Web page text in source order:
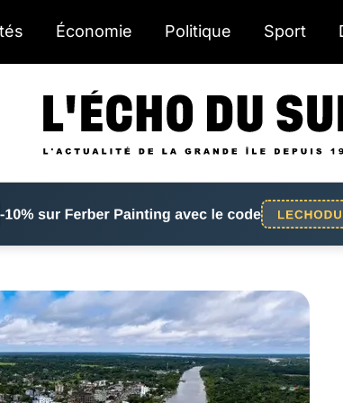
Économie Politique Sport